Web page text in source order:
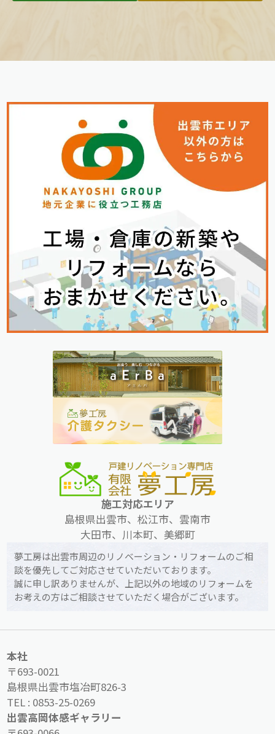
施工対応エリア
島根県出雲市、松江市、雲南市
大田市、川本町、美郷町
夢工房は出雲市周辺のリノベーション・リフォームのご相
談を優先してご対応させていただいております。
誠に申し訳ありませんが、上記以外の地域のリフォームを
お考えの方はご相談させていただく場合がございます。
本社
〒693-0021
島根県出雲市塩冶町826-3
TEL : 0853-25-0269
出雲高岡体感ギャラリー